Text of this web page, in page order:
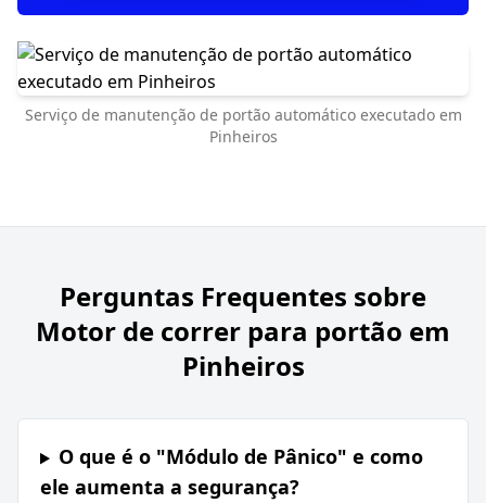
Serviço de manutenção de portão automático executado em
Pinheiros
Perguntas Frequentes sobre
Motor de correr para portão em
Pinheiros
O que é o "Módulo de Pânico" e como
ele aumenta a segurança?